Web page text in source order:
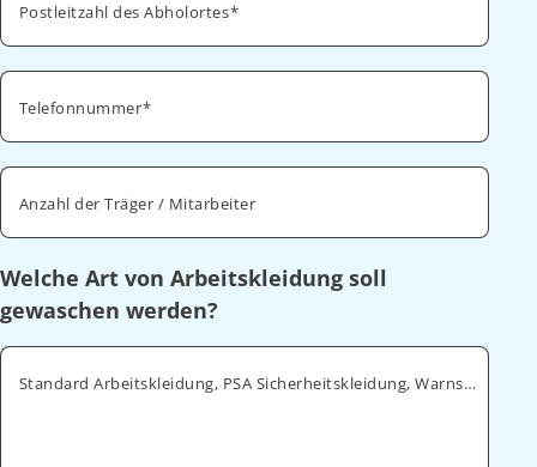
Postleitzahl des Abholortes
Telefonnummer
Anzahl der Träger / Mitarbeiter
Welche Art von Arbeitskleidung soll
gewaschen werden?
Standard Arbeitskleidung, PSA Sicherheitskleidung, Warnschutz, ESD